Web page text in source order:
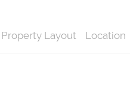
Property Layout Location